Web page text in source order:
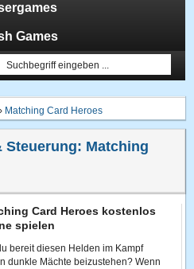
Games
› Matching Card Heroes
Steuerung: Matching
Card Heroes kostenlos
spielen
bereit diesen Helden im Kampf
dunkle Mächte beizustehen? Wenn